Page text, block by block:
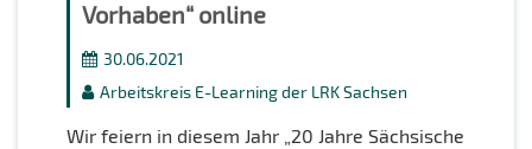
Vorhaben“ online
30.06.2021
Arbeitskreis E-Learning der LRK Sachsen
Wir feiern in diesem Jahr „20 Jahre Sächsische